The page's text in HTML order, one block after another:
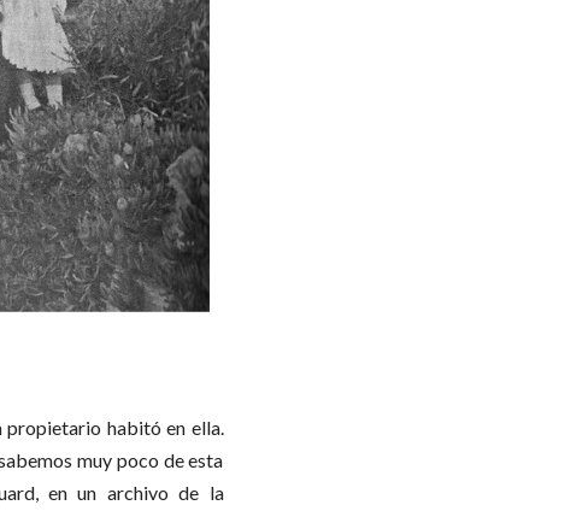
propietario habitó en ella.
muy poco de esta
en un archivo de la